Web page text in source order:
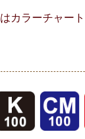
カラーチャー